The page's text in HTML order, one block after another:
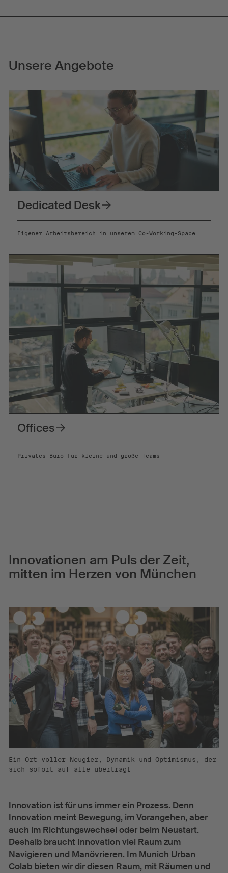
Unsere Angebote
Dedicated Desk
Eigener Arbeitsbereich in unserem Co-Working-Space
Offices
Privates Büro für kleine und große Teams
Innovationen am Puls der Zeit,
mitten im Herzen von München
Ein Ort voller Neugier, Dynamik und Optimismus, der
sich sofort auf alle überträgt
Innovation ist für uns immer ein Prozess. Denn
Innovation meint Bewegung, im Vorangehen, aber
auch im Richtungswechsel oder beim Neustart.
Deshalb braucht Innovation viel Raum zum
Navigieren und Manövrieren. Im Munich Urban
Colab bieten wir dir diesen Raum, mit Räumen und